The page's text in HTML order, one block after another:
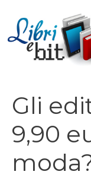
contenuto
Gli
9,90